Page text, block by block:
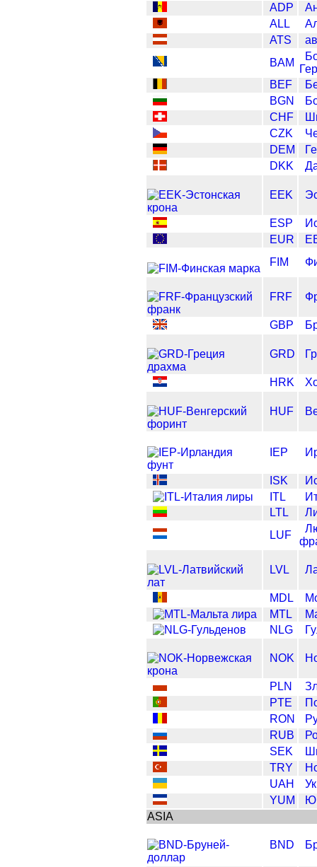
ADP
ALL
ATS
BAM
BEF
BGN
CHF
CZK
DEM
DKK
EEK
ESP
EUR
FIM
FRF
GBP
GRD
HRK
HUF
IEP
ISK
ITL
LTL
LUF
LVL
MDL
MTL
NLG
NOK
PLN
PTE
RON
RUB
SEK
TRY
UAH
YUM
ASIA
BND